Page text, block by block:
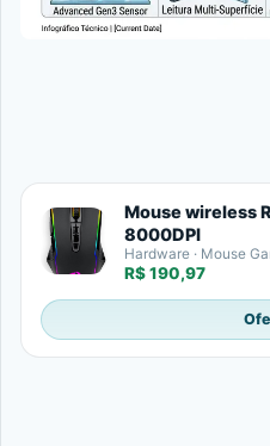
Mouse wireless
8000DPI
Hardware · Mouse
R$ 190,97